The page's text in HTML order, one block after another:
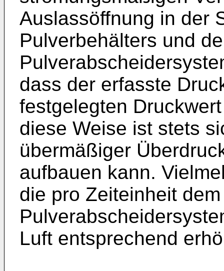
Auslassöffnung in der
Pulverbehälters und
dass der erfasste
festgelegten
diese Weise ist stets
übermäßiger
aufbauen kann.
die pro Zeiteinheit
Luft entsprechend